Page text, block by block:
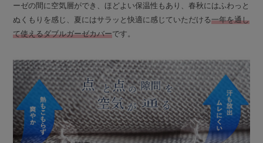
ーゼの間に空気層ができ、ほどよい保温性もあり、春秋にはふわっと
ぬくもりを感じ、夏にはサラッと快適に感じていただける一年を通し
て使えるダブルガーゼカバーです。